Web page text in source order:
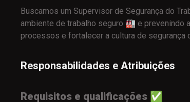
Buscamos um Supervisor de Segurança do
ambiente de trabalho seguro 🏭 e
processos e fortalecer a cultura de segurança
Responsabilidades e Atribuições
Requisitos e qualificações ✅